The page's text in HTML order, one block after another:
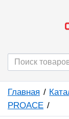
Главная
PROACE